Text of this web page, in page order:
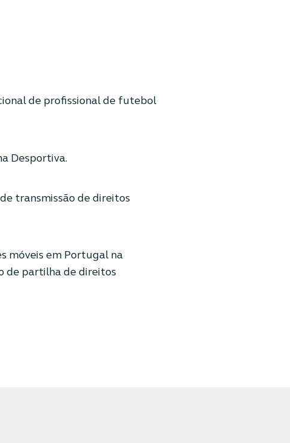
de profissional de futebol
Desportiva.
transmissão de direitos
móveis em Portugal na
de partilha de direitos